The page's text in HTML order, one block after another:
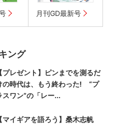
月刊GD最新号
ング
【プレゼント】ピンまでを測るだ
の時代は、もう終わった! “プ
スワン”の「レー...
【マイギアを語ろう】桑木志帆